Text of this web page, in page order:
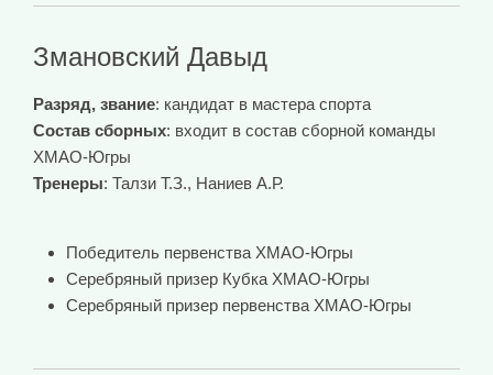
Змановский Давыд
Разряд, звание: кандидат в мастера спорта
Состав сборных: входит в состав сборной команды
ХМАО-Югры
Тренеры: Талзи Т.З., Наниев А.Р.
Победитель первенства ХМАО-Югры
Серебряный призер Кубка ХМАО-Югры
Серебряный призер первенства ХМАО-Югры